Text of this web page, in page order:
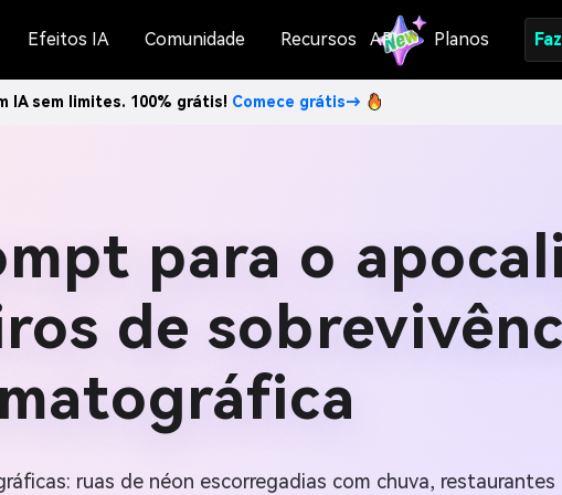
Efeitos IA Comunidade Recursos API Planos
IA sem limites. 100% grátis! Comece grátis→
para o
de
ruas de néon escorregadias com chuva,